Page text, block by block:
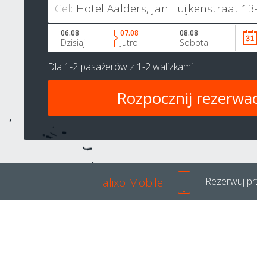
Cel:
06.08
Dzisiaj
07.08
Jutro
08.08
Sobota
Dla 1-2 pasażerów z 1-2 walizkami
Talixo Mobile Rezerwuj